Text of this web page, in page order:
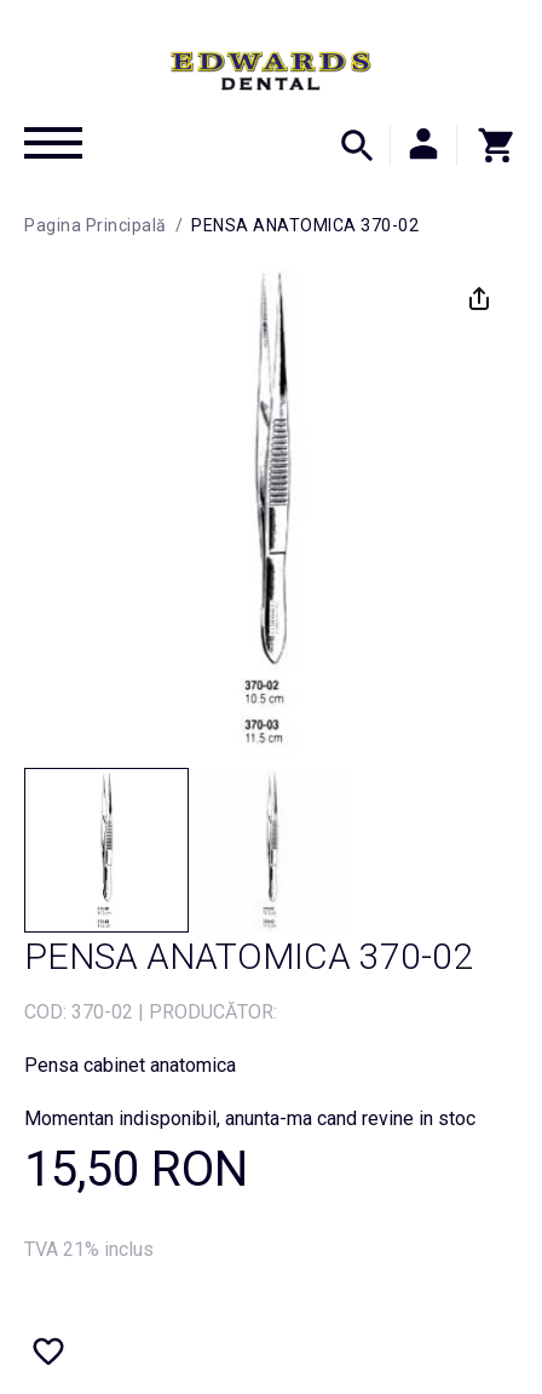
Pagina Principală / PENSA ANATOMICA 370-02
PENSA ANATOMICA 370-02
COD: 370-02 | PRODUCĂTOR:
Pensa cabinet anatomica
Momentan indisponibil, anunta-ma cand revine in stoc
15,50 RON
TVA 21% inclus